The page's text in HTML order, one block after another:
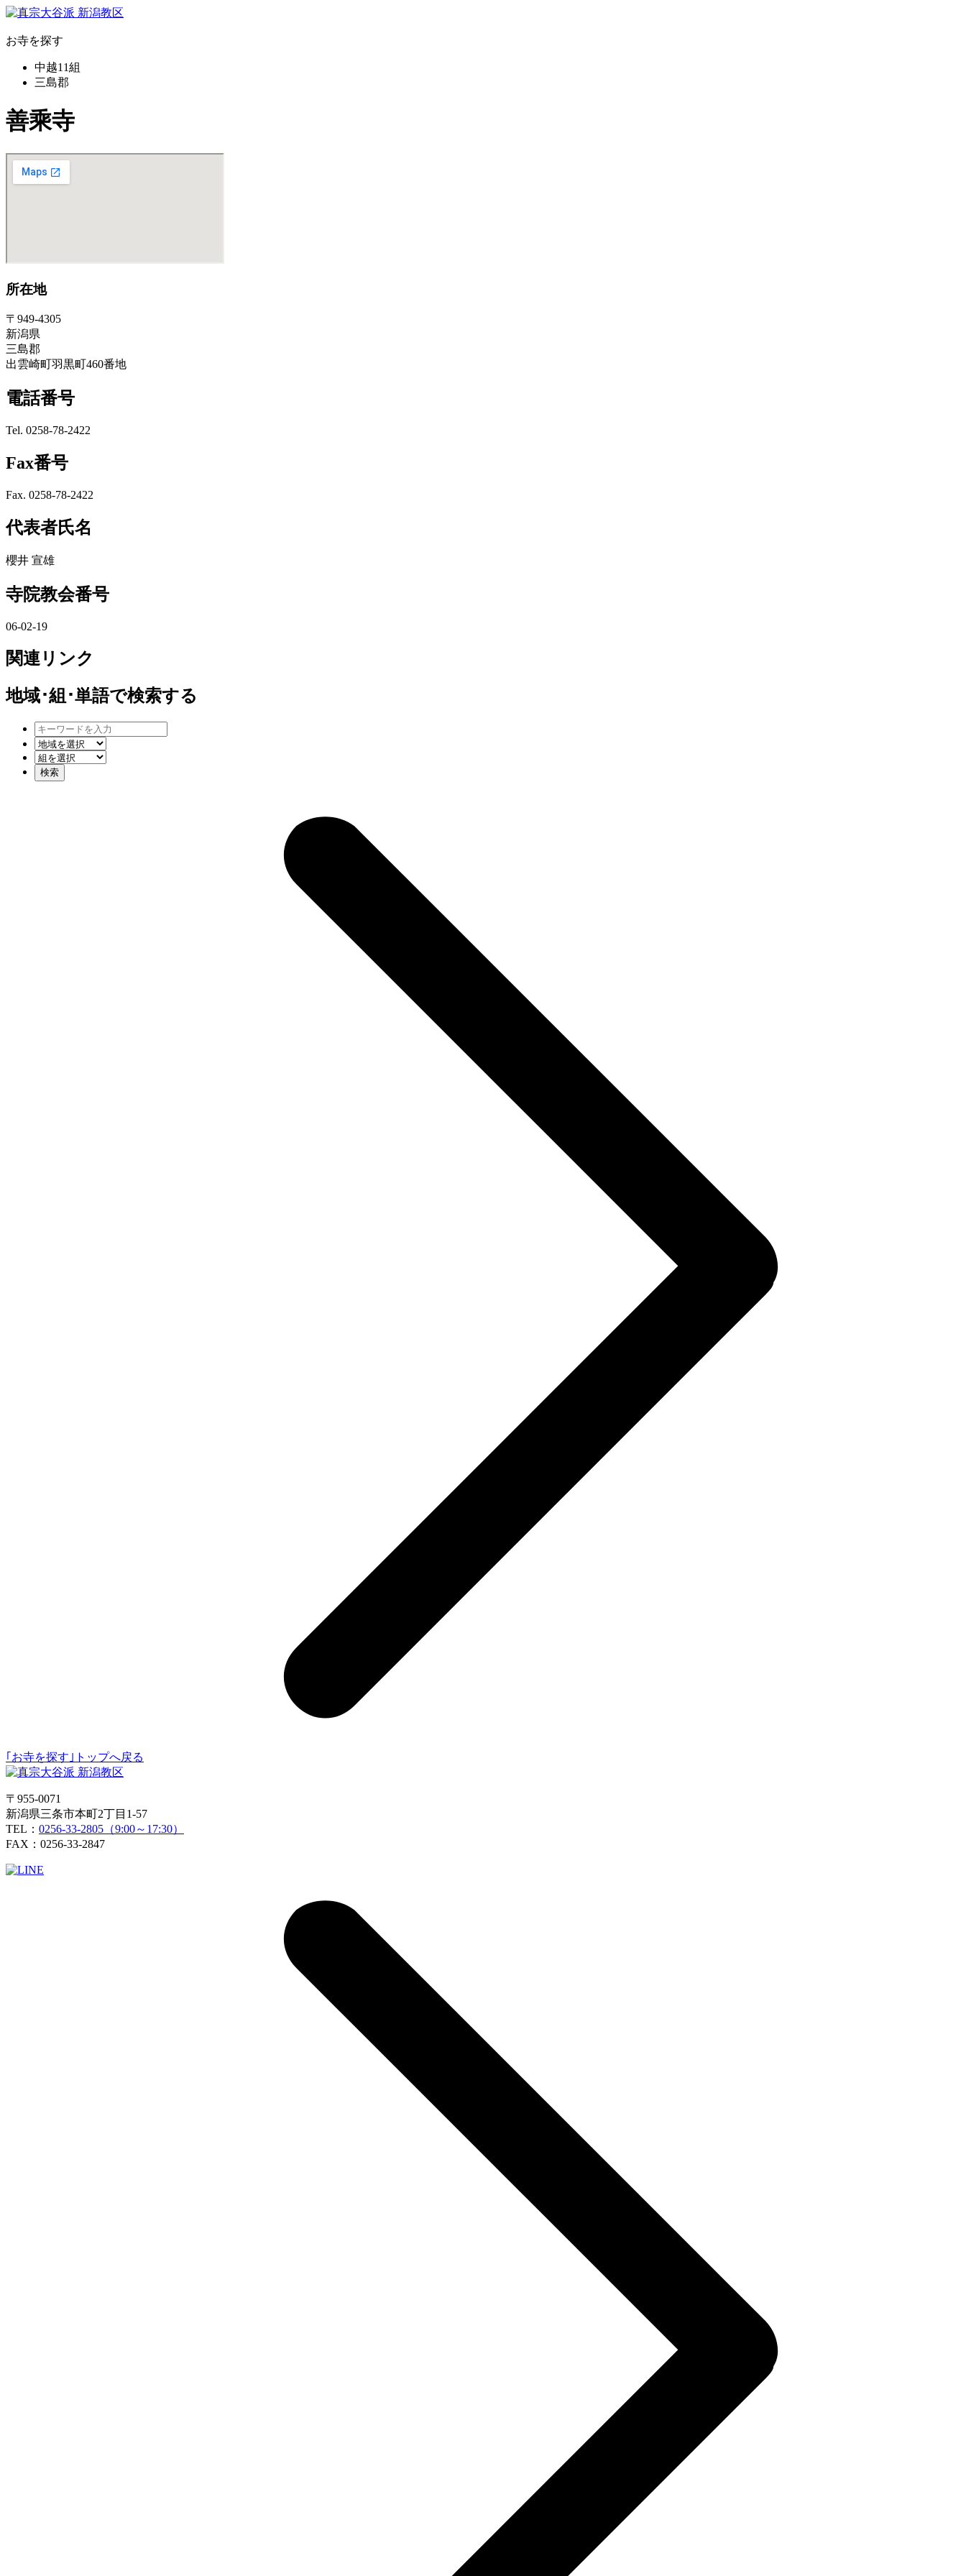
お寺を探す
中越11組
三島郡
善乘寺
所在地
〒949-4305
新潟県
三島郡
出雲崎町羽黒町460番地
電話番号
Tel. 0258-78-2422
Fax番号
Fax. 0258-78-2422
代表者氏名
櫻井 宣雄
寺院教会番号
06-02-19
関連リンク
地域･組･単語で検索する
｢お寺を探す｣トップへ戻る
〒955-0071
新潟県三条市本町2丁目1-57
TEL： 0256-33-2805（9:00～17:30）
FAX：0256-33-2847